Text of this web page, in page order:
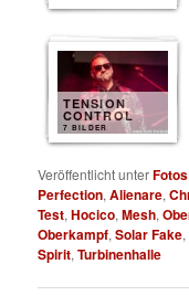
TENSION
CONTROL
7 BILDER
Veröffentlicht unter
Perfection,Alienare,
Test,Hocico,Mesh,
Oberkampf,Solar Fake,
Spirit,Turbinenhalle